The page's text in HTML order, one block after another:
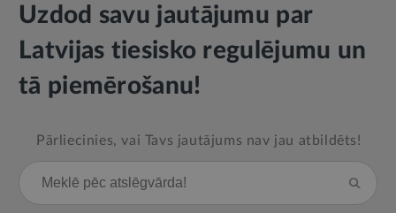
Uzdod savu jautājumu par
Latvijas tiesisko regulējumu un
tā piemērošanu!
Pārliecinies, vai Tavs jautājums nav jau atbildēts!